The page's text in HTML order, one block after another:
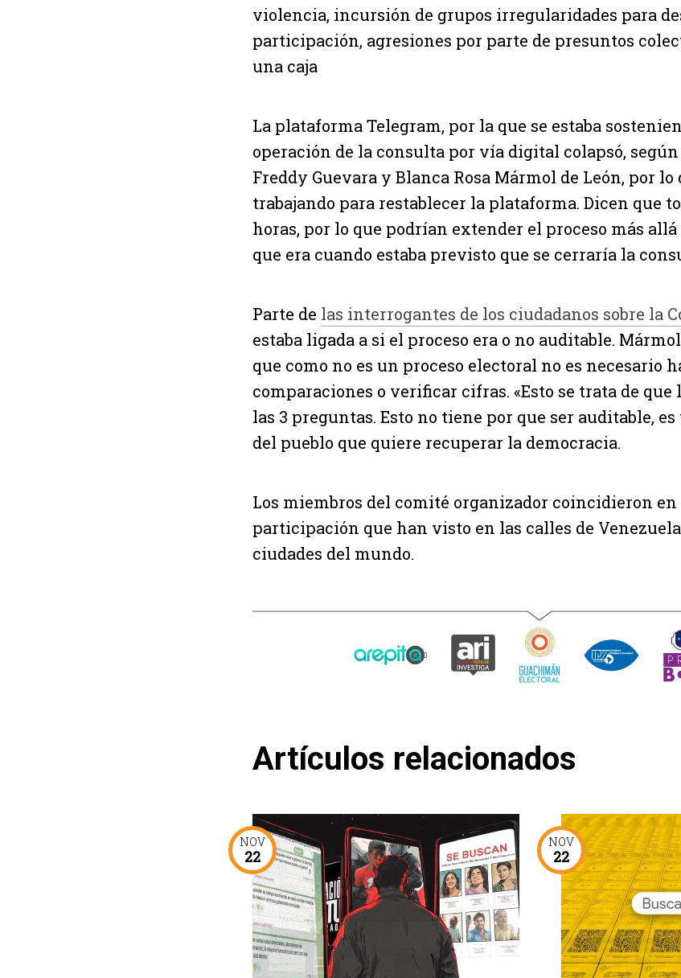
violencia, incursión de grupos irregularidades para
participación, agresiones por parte de presuntos
una caja
La plataforma Telegram, por la que se estaba
operación de la consulta por vía digital colapsó,
Freddy Guevara y Blanca Rosa Mármol de León, por lo
trabajando para restablecer la plataforma. Dicen que
horas, por lo que podrían extender el proceso más allá
que era cuando estaba previsto que se cerraría la
Parte de las interrogantes de los ciudadanos sobre la
estaba ligada a si el proceso era o no auditable.
que como no es un proceso electoral no es necesario
comparaciones o verificar cifras. «Esto se trata de que
las 3 preguntas. Esto no tiene por que ser auditable,
del pueblo que quiere recuperar la democracia.
Los miembros del comité organizador coincidieron en
participación que han visto en las calles de
ciudades del mundo.
Artículos relacionados
NOV
22
NOV
22